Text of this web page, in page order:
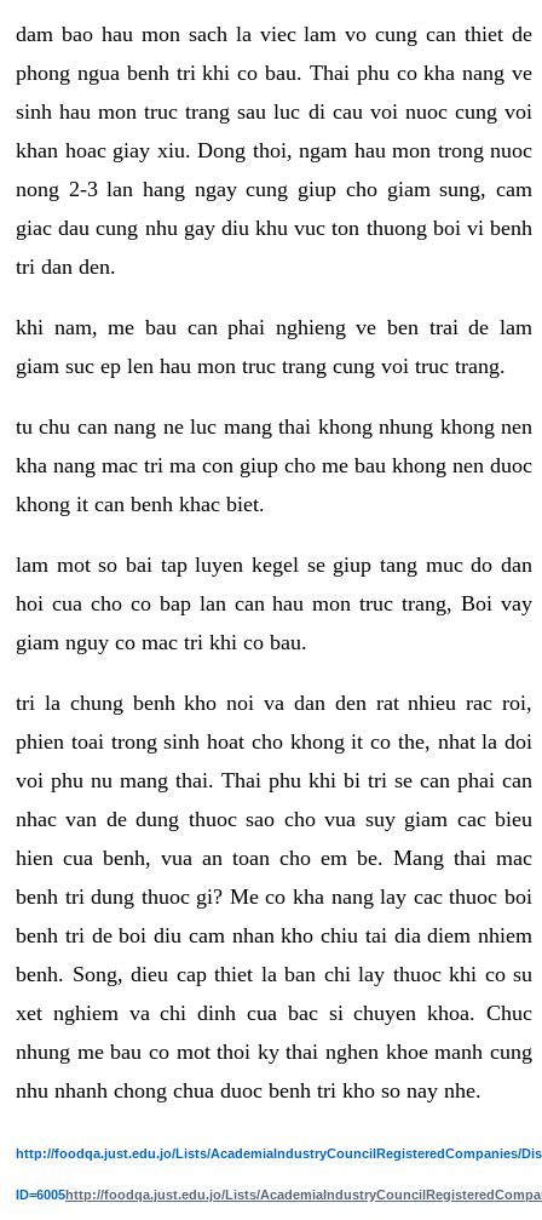
dam bao hau mon sach la viec lam vo cung can thiet de
phong ngua benh tri khi co bau. Thai phu co kha nang ve
sinh hau mon truc trang sau luc di cau voi nuoc cung voi
khan hoac giay xiu. Dong thoi, ngam hau mon trong nuoc
nong 2-3 lan hang ngay cung giup cho giam sung, cam
giac dau cung nhu gay diu khu vuc ton thuong boi vi benh
tri dan den.
khi nam, me bau can phai nghieng ve ben trai de lam
giam suc ep len hau mon truc trang cung voi truc trang.
tu chu can nang ne luc mang thai khong nhung khong nen
kha nang mac tri ma con giup cho me bau khong nen duoc
khong it can benh khac biet.
lam mot so bai tap luyen kegel se giup tang muc do dan
hoi cua cho co bap lan can hau mon truc trang, Boi vay
giam nguy co mac tri khi co bau.
tri la chung benh kho noi va dan den rat nhieu rac roi,
phien toai trong sinh hoat cho khong it co the, nhat la doi
voi phu nu mang thai. Thai phu khi bi tri se can phai can
nhac van de dung thuoc sao cho vua suy giam cac bieu
hien cua benh, vua an toan cho em be. Mang thai mac
benh tri dung thuoc gi? Me co kha nang lay cac thuoc boi
benh tri de boi diu cam nhan kho chiu tai dia diem nhiem
benh. Song, dieu cap thiet la ban chi lay thuoc khi co su
xet nghiem va chi dinh cua bac si chuyen khoa. Chuc
nhung me bau co mot thoi ky thai nghen khoe manh cung
nhu nhanh chong chua duoc benh tri kho so nay nhe.
http://foodqa.just.edu.jo/Lists/AcademiaIndustryCouncilRegisteredCompanies/
ID=6005http://foodqa.just.edu.jo/Lists/